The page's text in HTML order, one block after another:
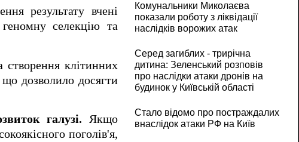
результату вчені
селекцію та
створення клітинних
що дозволило досягти
галузі. Якщо
поголів'я,
Комунальники Миколаєва
показали роботу з ліквідації
наслідків ворожих атак
Серед загиблих - трирічна
дитина: Зеленський розповів
про наслідки атаки дронів на
будинок у Київській області
Стало відомо про постраждалих
внаслідок атаки РФ на Київ